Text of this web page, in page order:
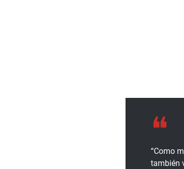
“Como
también